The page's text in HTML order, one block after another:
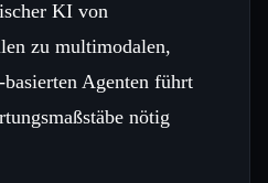
KI von
zu multimodalen,
Agenten führt
nötig